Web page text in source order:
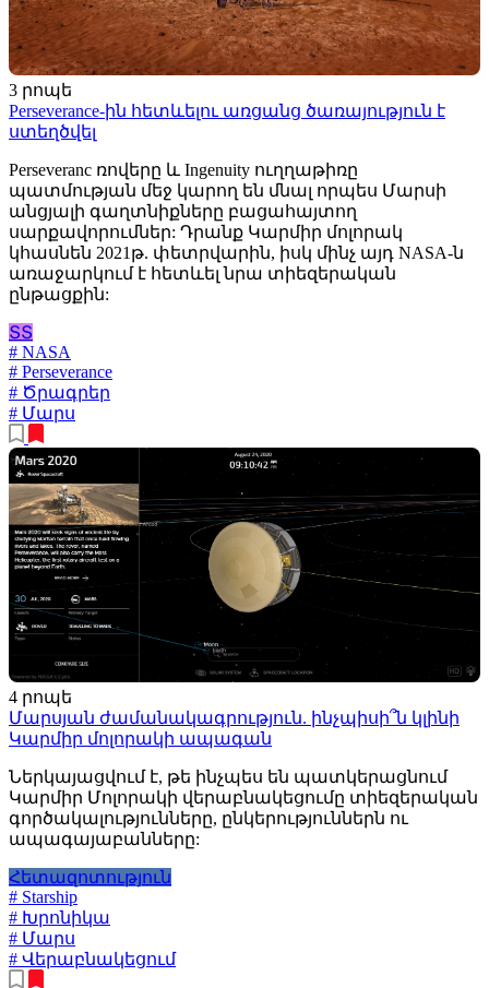
3 րոպե
Perseverance-ին հետևելու առցանց ծառայություն է
ստեղծվել
Perseveranc ռովերը և Ingenuity ուղղաթիռը
պատմության մեջ կարող են մնալ որպես Մարսի
անցյալի գաղտնիքները բացահայտող
սարքավորումներ: Դրանք Կարմիր մոլորակ
կհասնեն 2021թ. փետրվարին, իսկ մինչ այդ NASA-ն
առաջարկում է հետևել նրա տիեզերական
ընթացքին:
ՏՏ
# NASA
# Perseverance
# Ծրագրեր
# Մարս
4 րոպե
Մարսյան ժամանակագրություն. ինչպիսի՞ն կլինի
Կարմիր մոլորակի ապագան
Ներկայացվում է, թե ինչպես են պատկերացնում
Կարմիր Մոլորակի վերաբնակեցումը տիեզերական
գործակալությունները, ընկերություններն ու
ապագայաբանները:
Հետազոտություն
# Starship
# Խրոնիկա
# Մարս
# Վերաբնակեցում